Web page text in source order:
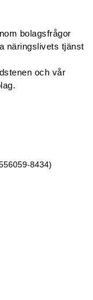
bolagsfrågor
näringslivets tjänst
och vår
8434)